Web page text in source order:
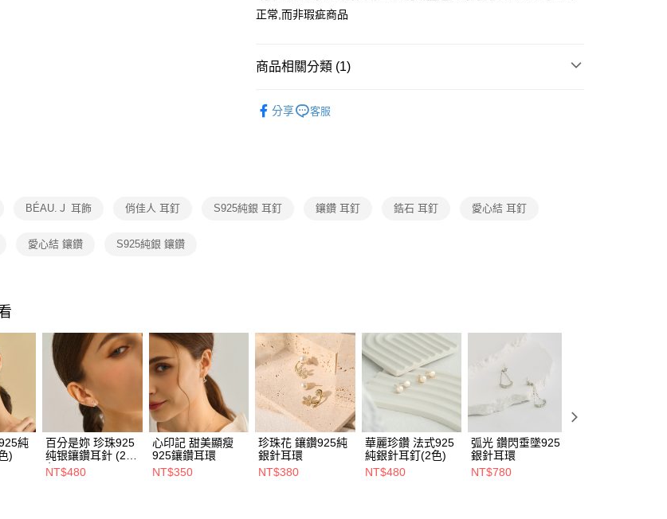
每筆NT$80，滿NT$1,500(含以上)免運費
每筆NT$80，滿NT$1,500(含以上)免運費
每筆NT$80，滿NT$1,200(含以上)免運費
正常,而非瑕疵商品
商品相關分類 (1)
分享
客服
BÉAU.Ｊ 耳飾 俏佳人 耳釘 S925純銀 耳釘 鑲鑽 耳釘 鋯石 耳釘 愛心結 耳釘
愛心結 鑲鑽 S925純銀 鑲鑽
純
)
百分是妳 珍珠925
纯银鑲鑽耳針 (2
色)
NT$480
心印記 甜美顯瘦
925鑲鑽耳環
NT$350
珍珠花 鑲鑽925純
銀針耳環
NT$380
華麗珍鑽 法式925
純銀針耳釘(2色)
NT$480
弧光 鑽閃垂墜925
銀針耳環
NT$780